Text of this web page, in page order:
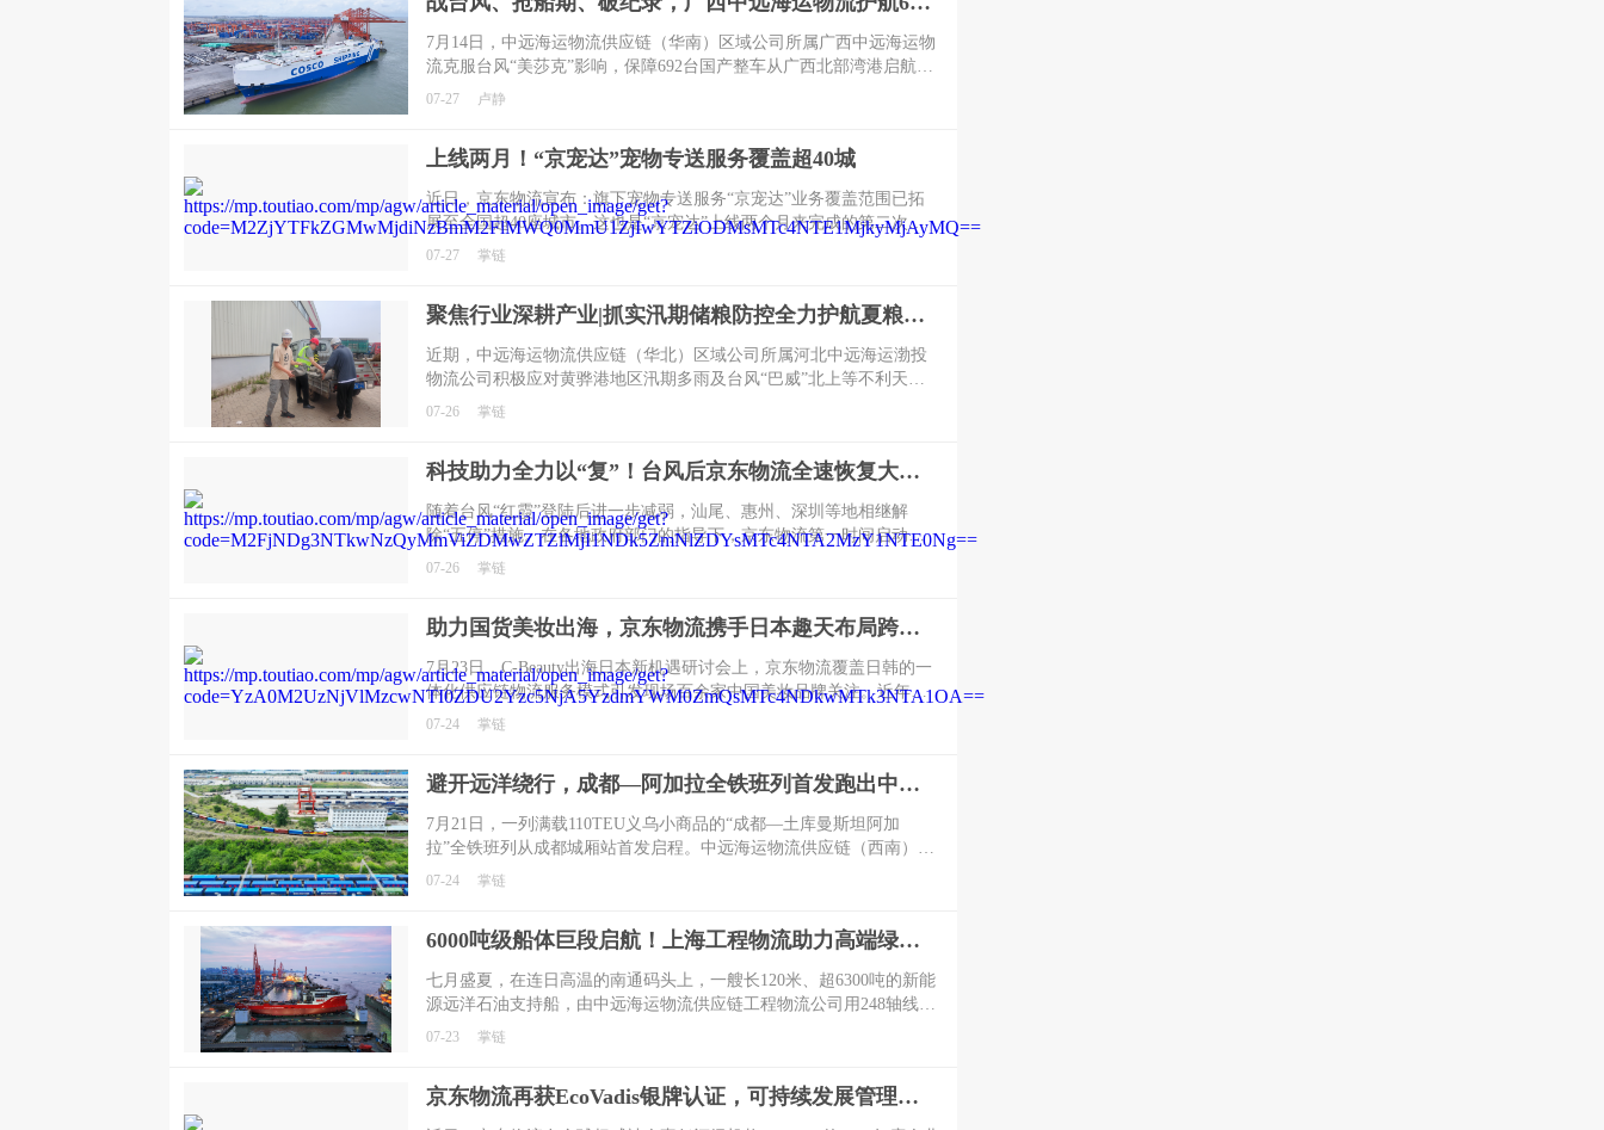
​7月14日，中远海运物流供应链（华南）区域公司所属广西中远海运物
流克服台风“美莎克”影响，保障692台国产整车从广西北部湾港启航发
往约旦，刷新广西单批次整车集港、查验、报关出口纪录。
07-27 卢静
上线两月！“京宠达”宠物专送服务覆盖超40城
近日，京东物流宣布：旗下宠物专送服务“京宠达”业务覆盖范围已拓
展至全国超40座城市。这也是“京宠达”上线两个月来完成的第二次城
市扩容，进一步巩固了“京宠达”在国内高端宠物专送服务的行业领先
07-27 掌链
聚焦行业深耕产业|抓实汛期储粮防控全力护航夏粮收储转运保供
​近期，中远海运物流供应链（华北）区域公司所属河北中远海运渤投
物流公司积极应对黄骅港地区汛期多雨及台风“巴威”北上等不利天气
影响，克服小麦易受潮霉变、库区积涝风险上升难题，抓实各项防控
07-26 掌链
科技助力全力以“复”！台风后京东物流全速恢复大湾区服务
随着台风“红霞”登陆后进一步减弱，汕尾、惠州、深圳等地相继解
除“五停”措施。在各地政府部门的指导下，京东物流第一时间启动服
务全面恢复工作，依托扎实的超级供应链基础设施与丰富的应急保障
07-26 掌链
助力国货美妆出海，京东物流携手日本趣天布局跨境一体化供应链
7月23日，C-Beauty出海日本新机遇研讨会上，京东物流覆盖日韩的一
体化供应链物流服务模式引发现场百余家中国美妆品牌关注。近年
来，京东物流持续携手日本头部美妆电商平台日本趣天，为中国美妆
07-24 掌链
避开远洋绕行，成都—阿加拉全铁班列首发跑出中亚跨境物流“快车道”
​7月21日，一列满载110TEU义乌小商品的“成都—土库曼斯坦阿加
拉”全铁班列从成都城厢站首发启程。中远海运物流供应链（西南）区
域公司所属成都中远海运陆港多式联运有限公司依托国际班列网络优
07-24 掌链
6000吨级船体巨段启航！上海工程物流助力高端绿能海工装备交付
​七月盛夏，在连日高温的南通码头上，一艘长120米、超6300吨的新能
源远洋石油支持船，由中远海运物流供应链工程物流公司用248轴线车
稳稳托起，从厂区运送至岸边一次性完美落位半潜驳船。
07-23 掌链
京东物流再获EcoVadis银牌认证，可持续发展管理跻身全球前列